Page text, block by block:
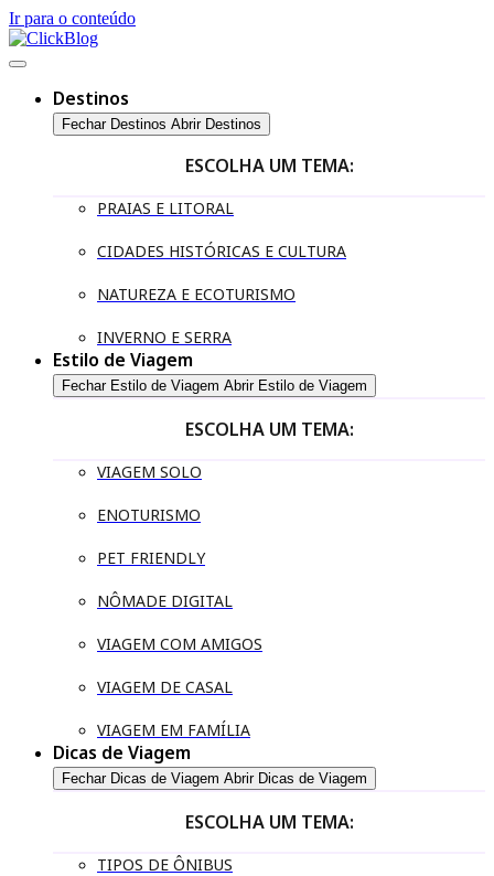
Ir para o conteúdo
Destinos
Fechar Destinos Abrir Destinos
ESCOLHA UM TEMA:
PRAIAS E LITORAL
CIDADES HISTÓRICAS E CULTURA
NATUREZA E ECOTURISMO
INVERNO E SERRA
Estilo de Viagem
Fechar Estilo de Viagem Abrir Estilo de Viagem
ESCOLHA UM TEMA:
VIAGEM SOLO
ENOTURISMO
PET FRIENDLY
NÔMADE DIGITAL
VIAGEM COM AMIGOS
VIAGEM DE CASAL
VIAGEM EM FAMÍLIA
Dicas de Viagem
Fechar Dicas de Viagem Abrir Dicas de Viagem
ESCOLHA UM TEMA:
TIPOS DE ÔNIBUS